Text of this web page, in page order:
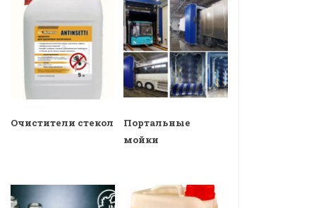
Очистители стекол
Портальные
мойки